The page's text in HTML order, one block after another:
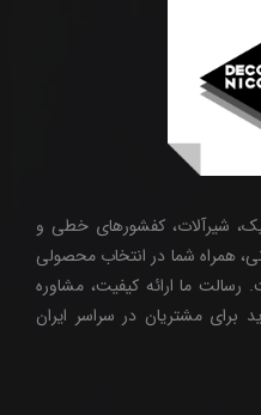
شیرآلات، کفشورهای خطی و
همراه شما در انتخاب محصولی
رسالت ما ارائه کیفیت، مشاوره
مشتریان در سراسر ایران